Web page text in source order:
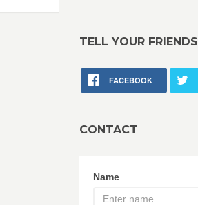
TELL YOUR FRIENDS
FACEBOOK
CONTACT
Name